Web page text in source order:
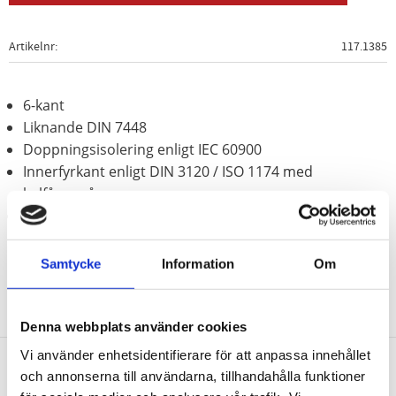
Samtycke Information Om
Denna webbplats använder cookies
Vi använder enhetsidentifierare för att anpassa innehållet
och annonserna till användarna, tillhandahålla funktioner
Artikelnr 117.1385
6-kant
Liknande DIN 7448
Doppningsisolering enligt IEC 60900
Innerfyrkant enligt DIN 3120 / ISO 1174 med
kulfångspår
Krom vanadium